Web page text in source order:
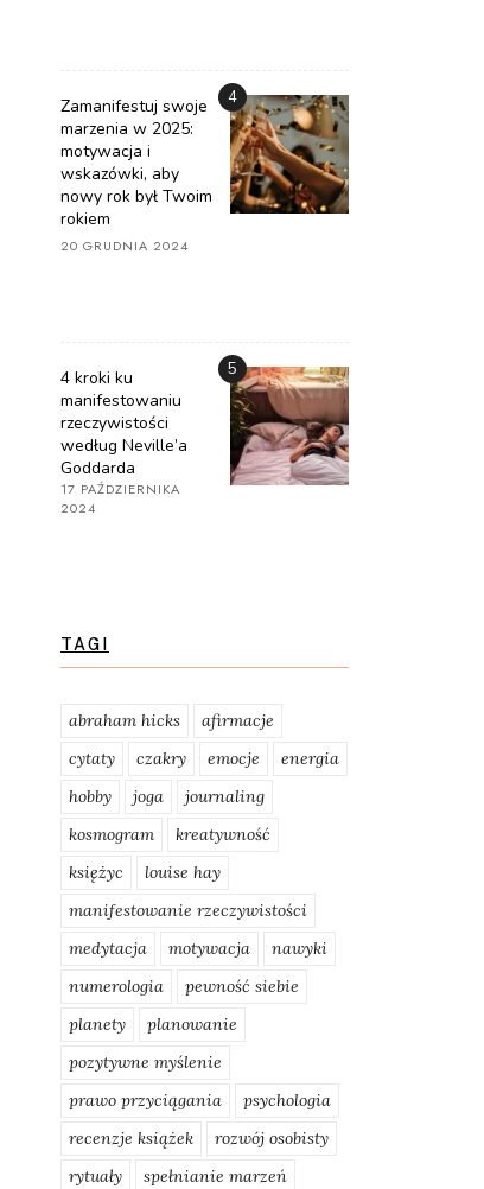
Zamanifestuj swoje
marzenia w 2025:
motywacja i
wskazówki, aby
nowy rok był Twoim
rokiem
20 GRUDNIA 2024
4
4 kroki ku
manifestowaniu
rzeczywistości
według Neville’a
Goddarda
17 PAŹDZIERNIKA
2024
5
TAGI
abraham hicks
afirmacje
cytaty
czakry emocje
energia
hobby
joga
journaling
kosmogram
kreatywność
księżyc
louise hay
manifestowanie rzeczywistości
medytacja
motywacja
nawyki
numerologia
pewność siebie
planety
planowanie
pozytywne myślenie
prawo przyciągania
psychologia
recenzje książek
rozwój osobisty
rytuały
spełnianie marzeń